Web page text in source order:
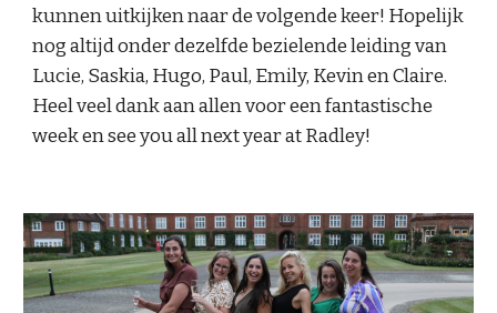
kunnen uitkijken naar de volgende keer! Hopelijk
nog altijd onder dezelfde bezielende leiding van
Lucie, Saskia, Hugo, Paul, Emily, Kevin en Claire.
Heel veel dank aan allen voor een fantastische
week en see you all next year at Radley!